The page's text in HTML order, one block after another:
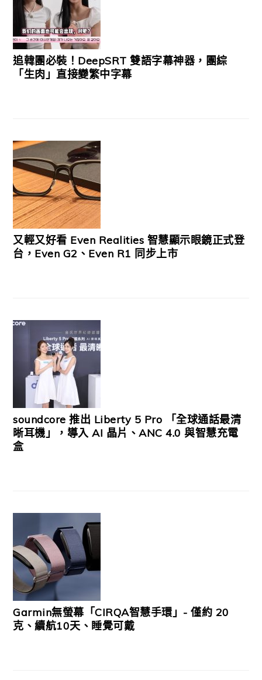
追韓團必裝！DeepSRT 雙語字幕神器，團綜
「生肉」直接變繁中字幕
又輕又好看 Even Realities 智慧顯示眼鏡正式登
台，Even G2、Even R1 同步上市
soundcore 推出 Liberty 5 Pro 「全球通話最清
晰耳機」，導入 AI 晶片、ANC 4.0 與智慧充電
盒
Garmin無螢幕「CIRQA智慧手環」- 僅約 20
克、續航10天、睡覺可戴